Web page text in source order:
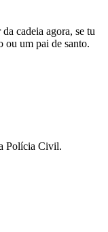
cadeia agora, se tu
ou um pai de santo.
Polícia Civil.